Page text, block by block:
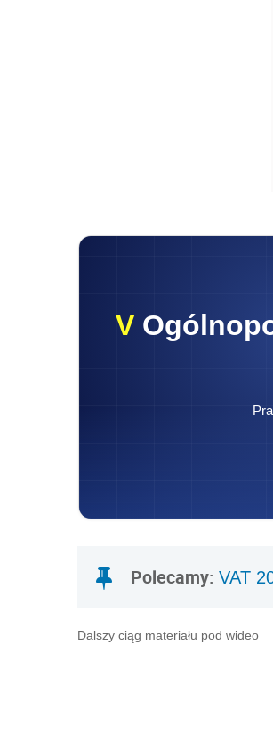
V
Polecamy: VAT
Dalszy ciąg materiału pod wideo